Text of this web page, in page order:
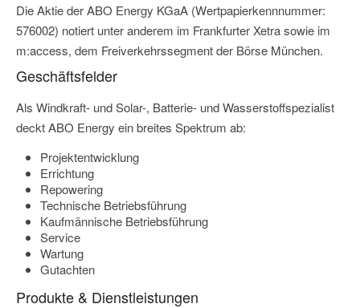
Die Aktie der ABO Energy KGaA (Wertpapierkennnummer:
576002) notiert unter anderem im Frankfurter Xetra sowie im
m:access, dem Freiverkehrssegment der Börse München.
Geschäftsfelder
Als Windkraft- und Solar-, Batterie- und Wasserstoffspezialist
deckt ABO Energy ein breites Spektrum ab:
Projektentwicklung
Errichtung
Repowering
Technische Betriebsführung
Kaufmännische Betriebsführung
Service
Wartung
Gutachten
Produkte & Dienstleistungen